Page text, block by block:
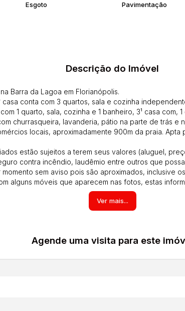
Esgoto Pavimentação
Descrição do Imóvel
Barra da Lagoa em Florianópolis.
casa conta com 3 quartos, sala e cozinha
1 quarto, sala, cozinha e 1 banheiro, 3¹ casa com,
churrasqueira, lavanderia, pátio na parte de trás e
locais, aproximadamente 900m da praia. Apta
estão sujeitos a terem seus valores (aluguel,
contra incêndio, laudêmio entre outros que
sem aviso pois são aproximados, inclusive
alguns móveis que aparecem nas fotos, estas
alteradas a qualquer momento. Solicite o valor
Ver mais...
Agende uma visita para este